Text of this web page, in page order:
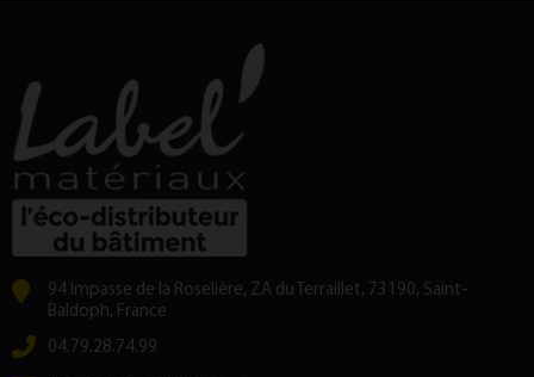
94 Impasse de la Roselière, ZA du Terraillet, 73190, Saint-
Baldoph, France
04.79.28.74.99